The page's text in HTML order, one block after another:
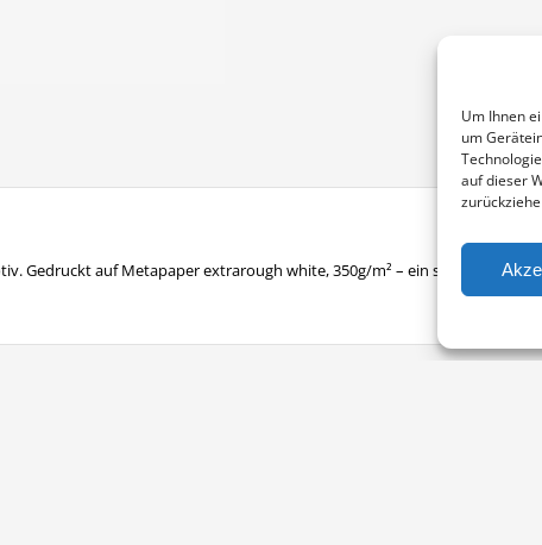
Um Ihnen
um
auf dieser
Gedruckt auf Metapaper extrarough white, 350g/m² – ein sehr raues